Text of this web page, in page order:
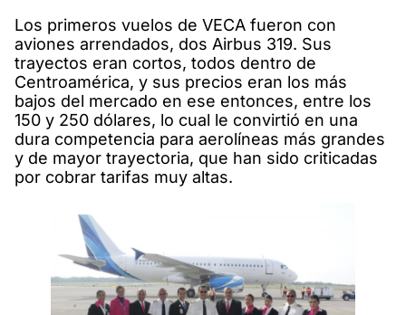
Los primeros vuelos de VECA fueron con
aviones arrendados, dos Airbus 319. Sus
trayectos eran cortos, todos dentro de
Centroamérica, y sus precios eran los más
bajos del mercado en ese entonces, entre los
150 y 250 dólares, lo cual le convirtió en una
dura competencia para aerolíneas más grandes
y de mayor trayectoria, que han sido criticadas
por cobrar tarifas muy altas.